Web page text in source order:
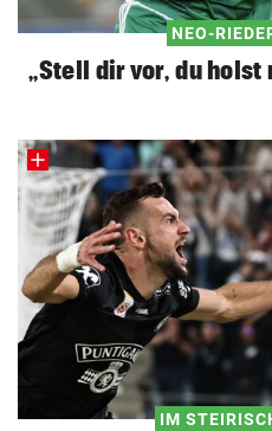
NEO-
„Stell dir vor, du holst
IM